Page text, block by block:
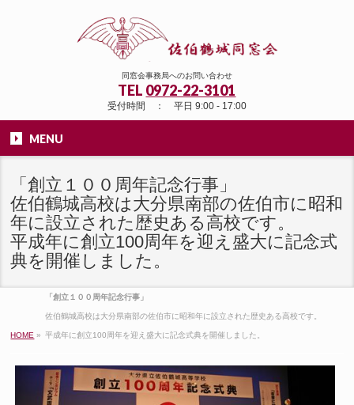
同窓会事務局へのお問い合わせ
TEL 0972-22-3101
受付時間 ： 平日 9:00 - 17:00
MENU
「創立１００周年記念行事」
佐伯鶴城高校は大分県南部の佐伯市に昭和
年に設立された歴史ある高校です。
平成年に創立100周年を迎え盛大に記念式
典を開催しました。
HOME »
「創立１００周年記念行事」
佐伯鶴城高校は大分県南部の佐伯市に昭和年に設立された歴史ある高校です。
平成年に創立100周年を迎え盛大に記念式典を開催しました。